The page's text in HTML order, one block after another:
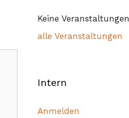
Keine Veranstaltungen
alle Veranstaltungen
Intern
Anmelden